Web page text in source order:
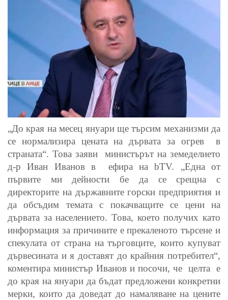
„До края на месец януари ще търсим механизми да
се нормализира цената на дървата за огрев
в
страната“. Това заяви
министърът на земеделието
д-р Иван Иванов в
ефира на bTV. „Една от
първите ми дейности бе да се срещна с
директорите на държавните горски предприятия и
да обсъдим темата с покачващите се цени на
дървата за населението. Това, което получих като
информация за причините е прекаленото търсене и
спекулата от страна на търговците, които купуват
дървесината и я доставят до крайния потребител“,
коментира министър Иванов и посочи, че целта
е
до края на януари да бъдат предложени конкретни
мерки, които да доведат до намаляване на цените